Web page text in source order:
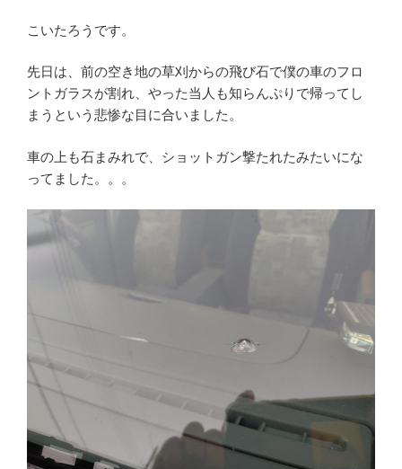
こいたろうです。
先日は、前の空き地の草刈からの飛び石で僕の車のフロ
ントガラスが割れ、やった当人も知らんぷりで帰ってし
まうという悲惨な目に合いました。
車の上も石まみれで、ショットガン撃たれたみたいにな
ってました。。。